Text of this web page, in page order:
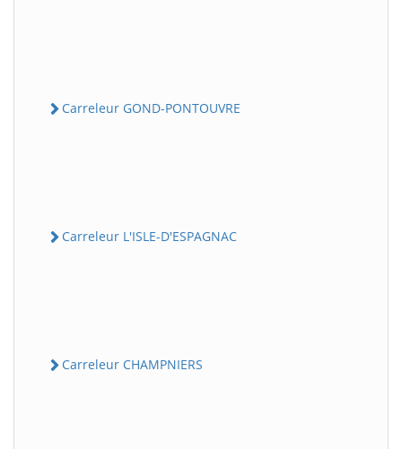
Carreleur GOND-PONTOUVRE
Carreleur L'ISLE-D'ESPAGNAC
Carreleur CHAMPNIERS